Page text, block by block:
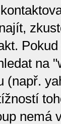
na
(např.
nemá